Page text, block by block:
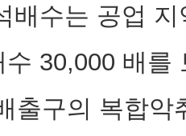
배수는 공업
30,000 배
출구의 복합